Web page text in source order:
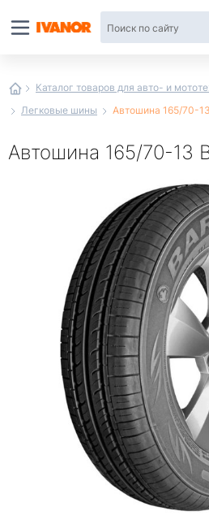
Каталог товаров для авто- и
Легковые шины
Автошина 165/70-
Автошина 165/70-13
интернет-